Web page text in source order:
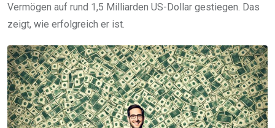
Vermögen auf rund 1,5 Milliarden US-Dollar gestiegen. Das
zeigt, wie erfolgreich er ist.